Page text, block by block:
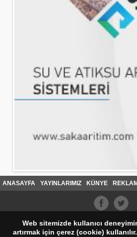
Web sitemizde kullanıcı
artırmak için çerez (cookie)
ANASAYFA YAYINLARIMIZ KÜNYE